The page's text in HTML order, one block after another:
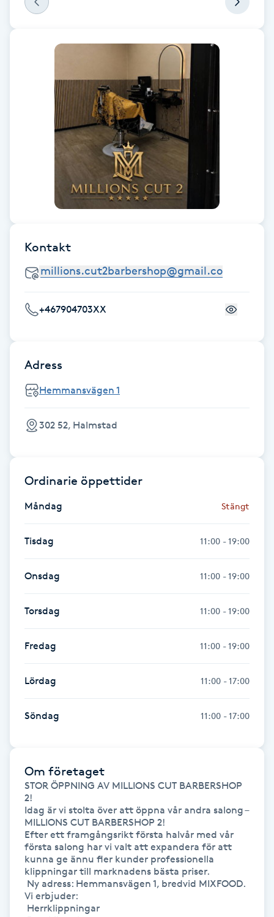
Fotsvamp
Fransborttagning
Fransfärgning
Fransförlängning
Fransförlängning Megavolym
Fransförlängning Volym
Friskvård
Friskvårdsmassage
Frisör
Färgning
Föning
Gel naglar
Gelenaglar
Gellack
Gellack med förstärkning
Gravidmassage
Gravidyoga
Gruppträning
Gua Sha-massage
Hatha Yoga
Kontakt
+467904703XX
Adress
Hemmansvägen 1
302 52, Halmstad
Ordinarie öppettider
Måndag Stängt
Tisdag 11:00 - 19:00
Onsdag 11:00 - 19:00
Torsdag 11:00 - 19:00
Fredag 11:00 - 19:00
Lördag 11:00 - 17:00
Söndag 11:00 - 17:00
Om företaget
STOR ÖPPNING AV MILLIONS CUT BARBERSHOP
2!
Idag är vi stolta över att öppna vår andra salong –
MILLIONS CUT BARBERSHOP 2!
Efter ett framgångsrikt första halvår med vår
första salong har vi valt att expandera för att
kunna ge ännu fler kunder professionella
klippningar till marknadens bästa priser.
Vi erbjuder: